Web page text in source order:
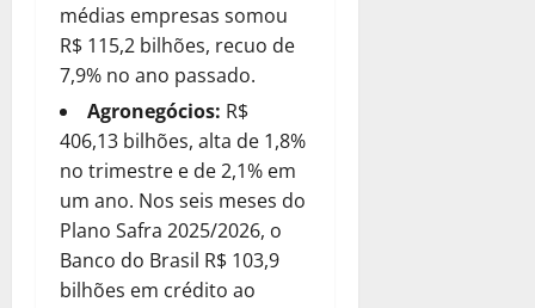
médias empresas somou
R$ 115,2 bilhões, recuo de
7,9% no ano passado.
Agronegócios: R$
406,13 bilhões, alta de 1,8%
no trimestre e de 2,1% em
um ano. Nos seis meses do
Plano Safra 2025/2026, o
Banco do Brasil R$ 103,9
bilhões em crédito ao